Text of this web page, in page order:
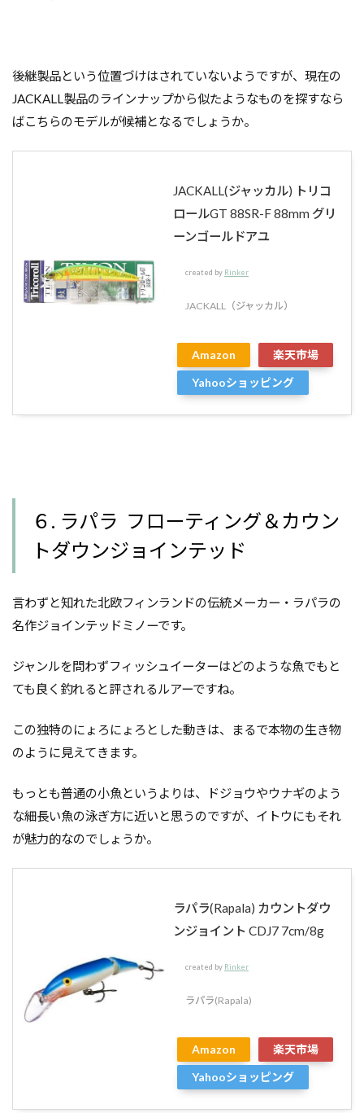
後継製品という位置づけはされていないようですが、現在の
JACKALL製品のラインナップから似たようなものを探すなら
ばこちらのモデルが候補となるでしょうか。
JACKALL(ジャッカル) トリコ
ロールGT 88SR-F 88mm グリ
ーンゴールドアユ
created by Rinker
JACKALL（ジャッカル）
Amazon
楽天市場
Yahooショッピング
６. ラパラ フローティング＆カウン
トダウンジョインテッド
言わずと知れた北欧フィンランドの伝統メーカー・ラパラの
名作ジョインテッドミノーです。
ジャンルを問わずフィッシュイーターはどのような魚でもと
ても良く釣れると評されるルアーですね。
この独特のにょろにょろとした動きは、まるで本物の生き物
のように見えてきます。
もっとも普通の小魚というよりは、ドジョウやウナギのよう
な細長い魚の泳ぎ方に近いと思うのですが、イトウにもそれ
が魅力的なのでしょうか。
ラパラ(Rapala) カウントダウ
ンジョイント CDJ7 7cm/8g
created by Rinker
ラパラ(Rapala)
Amazon
楽天市場
Yahooショッピング